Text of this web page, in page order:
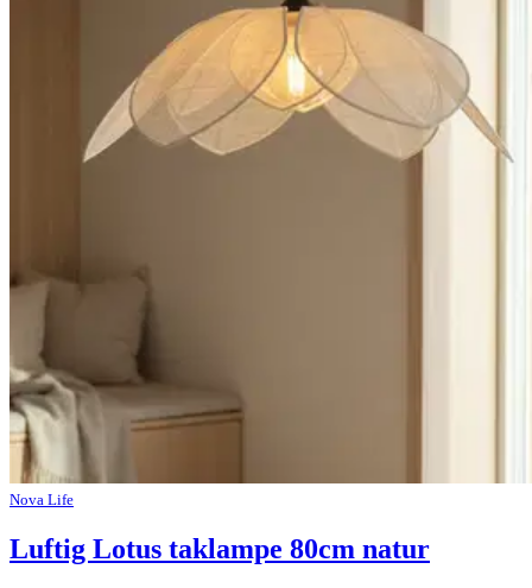
Nova Life
Luftig Lotus taklampe 80cm natur